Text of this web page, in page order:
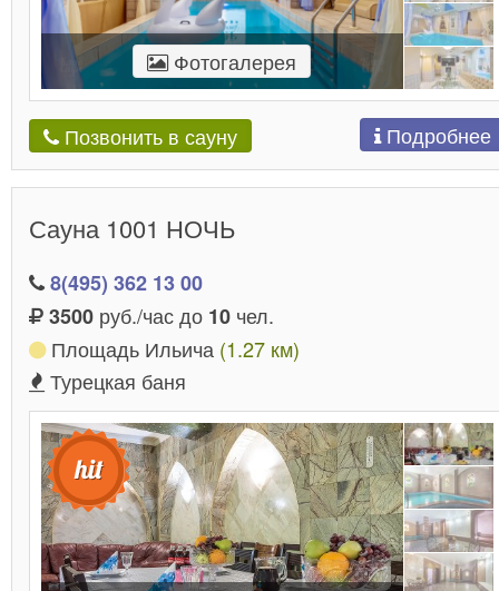
Фотогалерея
Позвонить в сауну Подробнее
Сауна 1001 НОЧЬ
8(495) 362 13 00
3500 руб./час до 10 чел.
Площадь Ильича (1.27 км)
Турецкая баня